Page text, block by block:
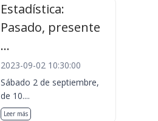
Estadística:
Pasado, presente
...
2023-09-02 10:30:00
Sábado 2 de septiembre,
de 10....
Leer más